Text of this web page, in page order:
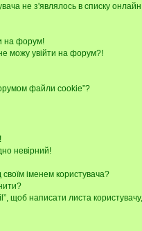
не з'являлось в списку онлайн
на форум!
можу увійти на форум?!
файли cookie”?
невірний!
іменем користувача?
щоб написати листа користувачу,